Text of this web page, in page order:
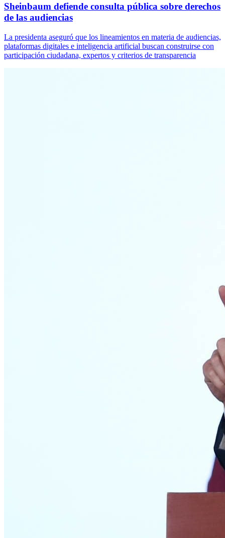
Sheinbaum defiende consulta pública sobre derechos
de las audiencias
La presidenta aseguró que los lineamientos en materia de audiencias,
plataformas digitales e inteligencia artificial buscan construirse con
participación ciudadana, expertos y criterios de transparencia